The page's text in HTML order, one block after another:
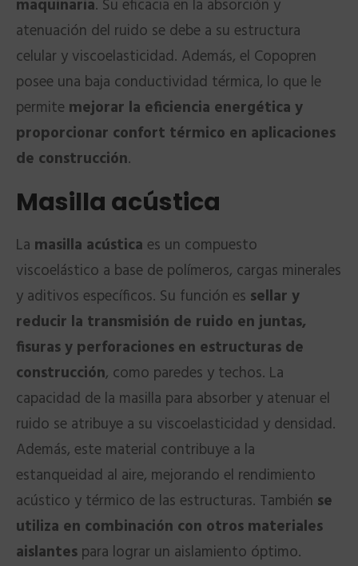
maquinaria. Su eficacia en la absorción y
atenuación del ruido se debe a su estructura
celular y viscoelasticidad. Además, el Copopren
posee una baja conductividad térmica, lo que le
permite mejorar la eficiencia energética y
proporcionar confort térmico en aplicaciones
de construcción.
Masilla acústica
La masilla acústica es un compuesto
viscoelástico a base de polímeros, cargas minerales
y aditivos específicos. Su función es sellar y
reducir la transmisión de ruido en juntas,
fisuras y perforaciones en estructuras de
construcción, como paredes y techos. La
capacidad de la masilla para absorber y atenuar el
ruido se atribuye a su viscoelasticidad y densidad.
Además, este material contribuye a la
estanqueidad al aire, mejorando el rendimiento
acústico y térmico de las estructuras. También se
utiliza en combinación con otros materiales
aislantes para lograr un aislamiento óptimo.